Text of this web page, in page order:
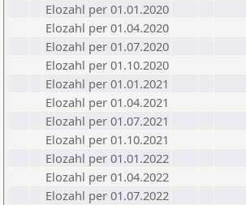
Elozahl per 01.01.2020
Elozahl per 01.04.2020
Elozahl per 01.07.2020
Elozahl per 01.10.2020
Elozahl per 01.01.2021
Elozahl per 01.04.2021
Elozahl per 01.07.2021
Elozahl per 01.10.2021
Elozahl per 01.01.2022
Elozahl per 01.04.2022
Elozahl per 01.07.2022